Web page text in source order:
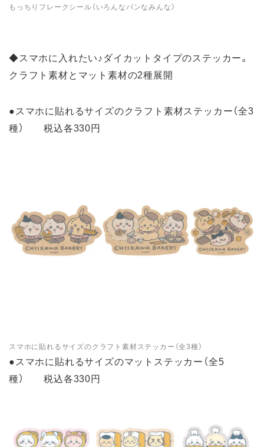
もっちりフレークシール（いろんなパンなみんな）
◆スマホに入れたい♪ダイカットタイプのステッカー。
クラフト素材とマット素材の2種展開
●スマホに貼れるサイズのクラフト素材ステッカー（全3
種） 税込各330円
スマホに貼れるサイズのクラフト素材ステッカー（全3種）
●スマホに貼れるサイズのマットステッカー（全5
種） 税込各330円